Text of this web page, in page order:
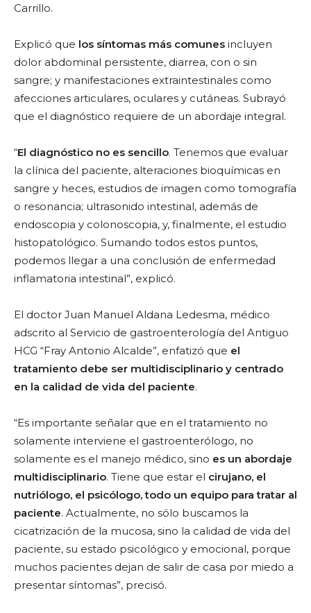
Carrillo.
Explicó que los síntomas más comunes incluyen
dolor abdominal persistente, diarrea, con o sin
sangre; y manifestaciones extraintestinales como
afecciones articulares, oculares y cutáneas. Subrayó
que el diagnóstico requiere de un abordaje integral.
“El diagnóstico no es sencillo. Tenemos que evaluar
la clínica del paciente, alteraciones bioquímicas en
sangre y heces, estudios de imagen como tomografía
o resonancia; ultrasonido intestinal, además de
endoscopia y colonoscopia, y, finalmente, el estudio
histopatológico. Sumando todos estos puntos,
podemos llegar a una conclusión de enfermedad
inflamatoria intestinal”, explicó.
El doctor Juan Manuel Aldana Ledesma, médico
adscrito al Servicio de gastroenterología del Antiguo
HCG “Fray Antonio Alcalde”, enfatizó que el
tratamiento debe ser multidisciplinario y centrado
en la calidad de vida del paciente.
“Es importante señalar que en el tratamiento no
solamente interviene el gastroenterólogo, no
solamente es el manejo médico, sino es un abordaje
multidisciplinario. Tiene que estar el cirujano, el
nutriólogo, el psicólogo, todo un equipo para tratar al
paciente. Actualmente, no sólo buscamos la
cicatrización de la mucosa, sino la calidad de vida del
paciente, su estado psicológico y emocional, porque
muchos pacientes dejan de salir de casa por miedo a
presentar síntomas”, precisó.